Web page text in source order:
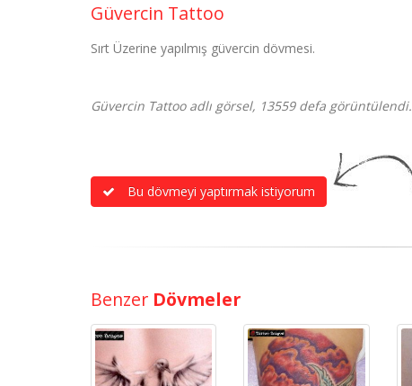
Güvercin Tattoo
Sırt Üzerine yapılmış güvercin dövmesi.
Güvercin Tattoo adlı görsel, 13559 defa görüntülendi.
Bu dövmeyi yaptırmak istiyorum
Benzer Dövmeler